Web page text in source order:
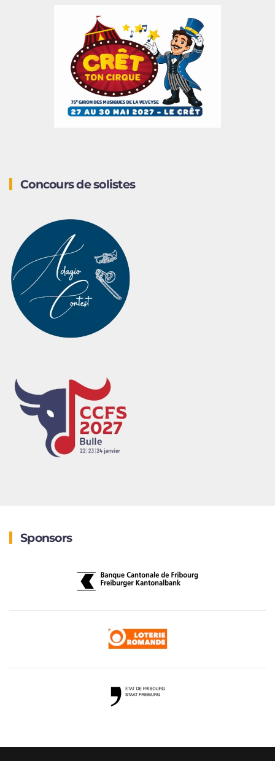
Concours de solistes
Sponsors